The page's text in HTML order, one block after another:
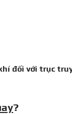
đối với trục
?